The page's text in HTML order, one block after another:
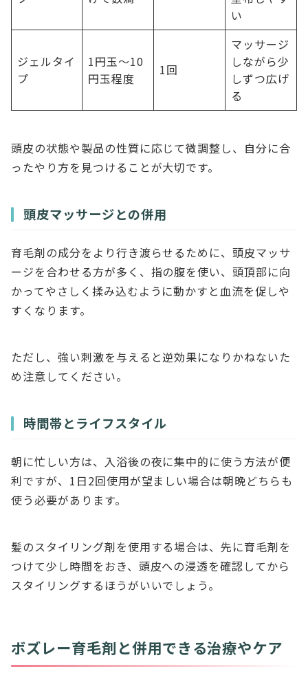
い
ジェルタイ
プ
1円玉〜10
円玉程度
1回
マッサージ
しながら少
しずつ広げ
る
頭皮の状態や製品の性質に応じて微調整し、自分に合
ったやり方を見つけることが大切です。
頭皮マッサージとの併用
育毛剤の成分をより行き渡らせるために、頭皮マッサ
ージを合わせる方が多く、指の腹を使い、頭頂部に向
かってやさしく揉み込むように動かすと血流を促しや
すくなります。
ただし、強い刺激を与えると逆効果になりかねないた
め注意してください。
時間帯とライフスタイル
朝に忙しい方は、入浴後の夜に集中的に使う方法が便
利ですが、1日2回使用が望ましい場合は朝晩どちらも
使う必要があります。
髪のスタイリング剤を使用する場合は、先に育毛剤を
つけて少し時間をおき、頭皮への浸透を確認してから
スタイリングするほうがいいでしょう。
ボズレー育毛剤と併用できる治療やケア